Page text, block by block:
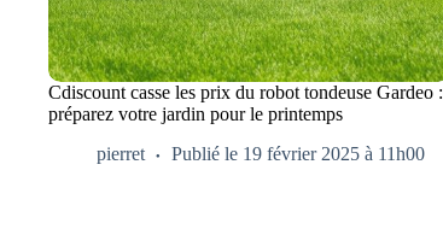
Cdiscount casse les prix du robot tondeuse Gardeo :
préparez votre jardin pour le printemps
pierret
Publié le 19 février 2025 à 11h00